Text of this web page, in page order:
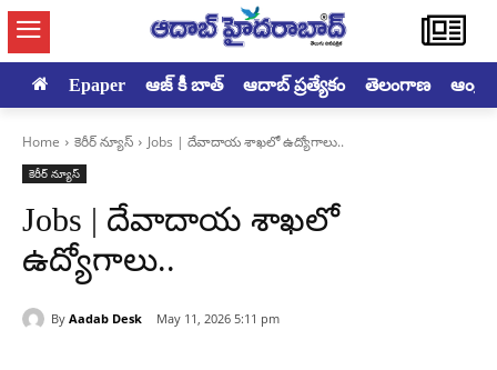
Epaper ఆజ్ కీ బాత్ ఆదాబ్ ప్రత్యేకం తెలంగాణ
Home కెరీర్ న్యూస్ Jobs | దేవాదాయ శాఖలో ఉద్యోగాలు..
కెరీర్ న్యూస్
Jobs | దేవాదాయ శాఖలో
ఉద్యోగాలు..
By Aadab Desk May 11, 2026 5:11 pm